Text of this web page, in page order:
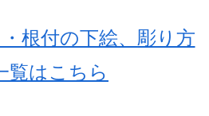
根付の下絵、彫り方
覧はこちら